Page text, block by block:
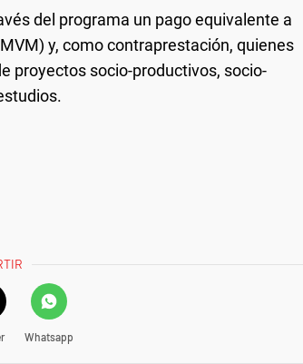
del programa un pago equivalente a
y, como contraprestación, quienes
proyectos socio-productivos, socio-
Whatsapp